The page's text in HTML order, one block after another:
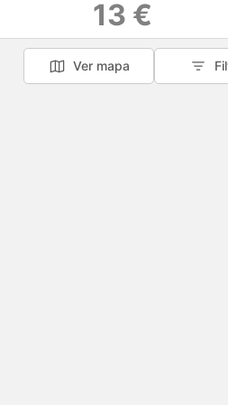
13 €
Ver mapa